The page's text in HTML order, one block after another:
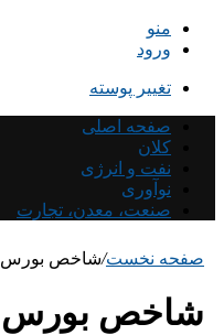
منو
ورود
تغییر پوسته
صفحه اصلی
کلان
نفت و انرژی
نوآوری
صنعت، معدن، تجارت
صفحه نخست/شاخص بورس
شاخص بورس